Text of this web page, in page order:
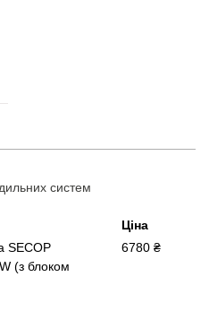
систем
Ціна
SECOP
(з блоком
6780 ₴